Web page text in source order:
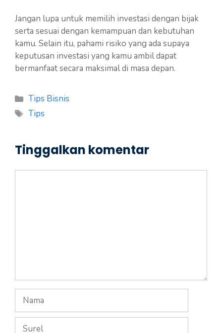
Jangan lupa untuk memilih investasi dengan bijak
serta sesuai dengan kemampuan dan kebutuhan
kamu. Selain itu, pahami risiko yang ada supaya
keputusan investasi yang kamu ambil dapat
bermanfaat secara maksimal di masa depan.
Kategori
Tips Bisnis
Tag
Tips
Tinggalkan komentar
Nama
Surel